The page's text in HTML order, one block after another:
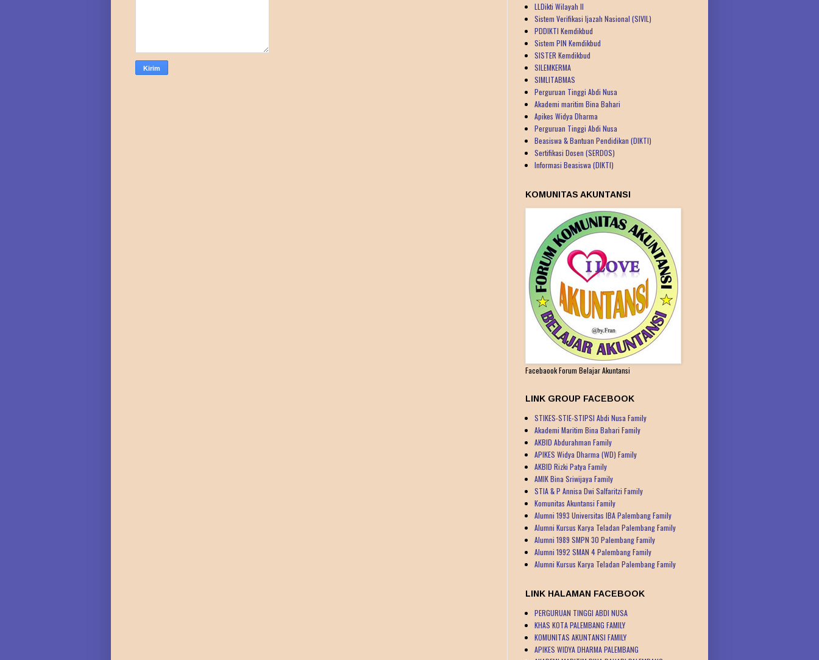
LLDikti Wilayah II
Sistem Verifikasi Ijazah Nasional (SIVIL)
PDDIKTI Kemdikbud
Sistem PIN Kemdikbud
SISTER Kemdikbud
SILEMKERMA
SIMLITABMAS
Perguruan Tinggi Abdi Nusa
Akademi maritim Bina Bahari
Apikes Widya Dharma
Perguruan Tinggi Abdi Nusa
Beasiswa & Bantuan Pendidikan (DIKTI)
Sertifikasi Dosen (SERDOS)
Informasi Beasiswa (DIKTI)
KOMUNITAS AKUNTANSI
Facebaook Forum Belajar Akuntansi
LINK GROUP FACEBOOK
STIKES-STIE-STIPSI Abdi Nusa Family
Akademi Maritim Bina Bahari Family
AKBID Abdurahman Family
APIKES Widya Dharma (WD) Family
AKBID Rizki Patya Family
AMIK Bina Sriwijaya Family
STIA & P Annisa Dwi Salfaritzi Family
Komunitas Akuntansi Family
Alumni 1993 Universitas IBA Palembang Family
Alumni Kursus Karya Teladan Palembang Family
Alumni 1989 SMPN 30 Palembang Family
Alumni 1992 SMAN 4 Palembang Family
Alumni Kursus Karya Teladan Palembang Family
LINK HALAMAN FACEBOOK
PERGURUAN TINGGI ABDI NUSA
KHAS KOTA PALEMBANG FAMILY
KOMUNITAS AKUNTANSI FAMILY
APIKES WIDYA DHARMA PALEMBANG